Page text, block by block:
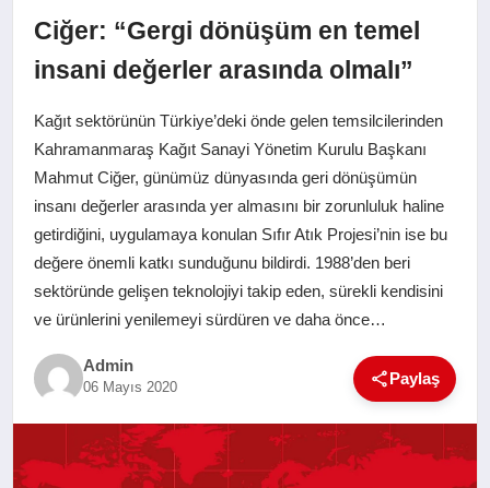
ÇEVRE
SPOR
EKONOMI
SAĞLIK
SANAT
Ciğer: “Gergi dönüşüm en temel
insani değerler arasında olmalı”
Kağıt sektörünün Türkiye’deki önde gelen temsilcilerinden
Kahramanmaraş Kağıt Sanayi Yönetim Kurulu Başkanı
Mahmut Ciğer, günümüz dünyasında geri dönüşümün
insanı değerler arasında yer almasını bir zorunluluk haline
getirdiğini, uygulamaya konulan Sıfır Atık Projesi’nin ise bu
değere önemli katkı sunduğunu bildirdi. 1988’den beri
sektöründe gelişen teknolojiyi takip eden, sürekli kendisini
ve ürünlerini yenilemeyi sürdüren ve daha önce…
Admin
06 Mayıs 2020 Paylaş